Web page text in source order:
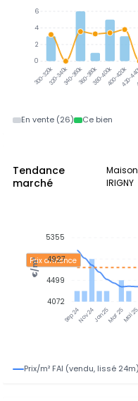
300-320k320-340k340-360k360-380k380-400k400-420k
420-
6
4
2
0
En vente (26) Ce bien
Tendance
marché
IRIGNY
Sep 24Nov 24Jan 25Mar 25Mai 25
Prix annonce
5355
4927
4499
4072
€/m²
Prix/m² FAI (vendu, lissé 24m)